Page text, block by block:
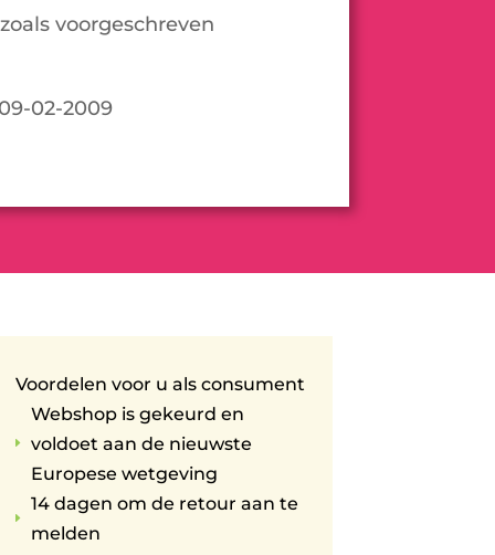
voorgeschreven
02-2009
Voordelen voor u als consument
E
Webshop is gekeurd en
voldoet aan de nieuwste
Europese wetgeving
E
14 dagen om de retour aan te
melden